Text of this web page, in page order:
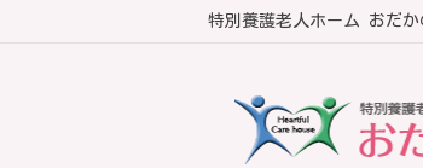
特別養護老人ホーム おだか